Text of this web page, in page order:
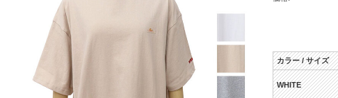
カラー / サイズ
WHITE